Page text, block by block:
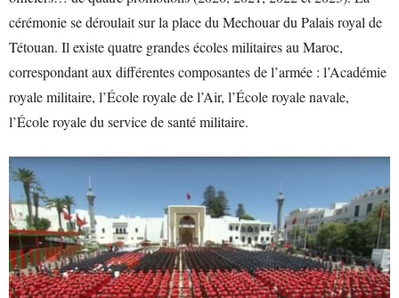
cérémonie se déroulait sur la place du Mechouar du Palais royal de
Tétouan. Il existe quatre grandes écoles militaires au Maroc,
correspondant aux différentes composantes de l’armée : l’Académie
royale militaire, l’École royale de l’Air, l’École royale navale,
l’École royale du service de santé militaire.